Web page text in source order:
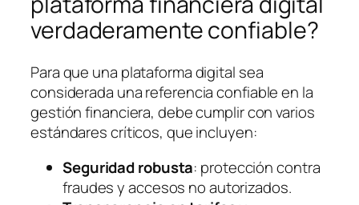
verdaderamente confiable?
Para que una plataforma digital sea
considerada una referencia confiable en la
gestión financiera, debe cumplir con varios
estándares críticos, que incluyen:
Seguridad robusta: protección contra
fraudes y accesos no autorizados.